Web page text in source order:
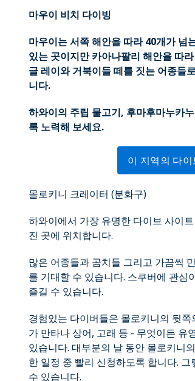
마우이 비치 다이빙
마우이는 서쪽 해안을 따라 40개가 넘
있는 곳이지만 카아나팔리 해안을 따
글 레이와 거북이들 떼를 짓는 어종들
니다.
하와이의 주립 물고기, 후마후마누카
록 노력해 보세요.
이 지역의 다
몰로키니 크레이터 (분화구)
하와이에서 가장 유명한 다이브 사이
진 곳에 위치합니다.
많은 어종들과 곰치들 그리고 가끔씩
를 기대할 수 있습니다. 스쿠버에 관심
즐길 수 있습니다.
경험있는 다이버들은 몰로키니의 뒷
가 만타나 상어, 고래 등 - 무엇이든 유
있습니다. 대부분의 날 동안 몰로키니
한 일정 중 빨리 신청하도록 합니다.
수 있습니다.